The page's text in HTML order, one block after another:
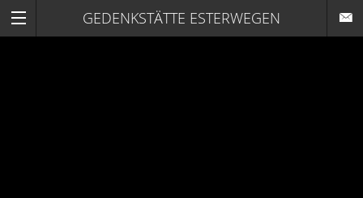
GEDENKSTÄTTE ESTERWEGEN